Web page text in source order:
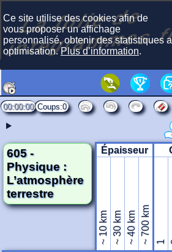
La f
olie
de
i
nte
gra
m
605 -
Physique :
L’atmosphère
terrestre
Épaisseur
~ 10 km~ 30 km~ 40 km~ 700 km 1
00:00:00 0
Ce site utilise des cookies afin de
vous proposer un affichage
personnalisé, obtenir des statistiques
optimisation.Plus d’information.